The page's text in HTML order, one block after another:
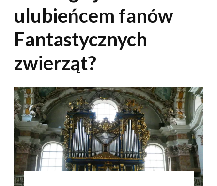
ulubieńcem fanów
Fantastycznych
zwierząt?